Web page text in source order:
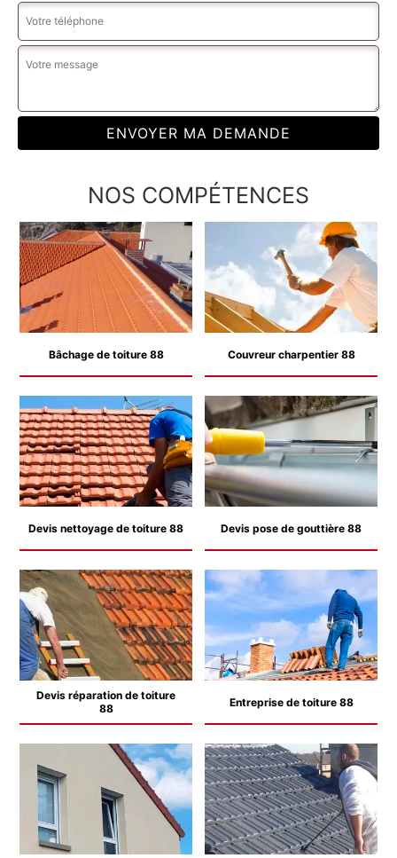
NOS COMPÉTENCES
Bâchage de toiture 88 Couvreur charpentier 88
Devis nettoyage de toiture 88 Devis pose de gouttière 88
Devis réparation de toiture
88
Entreprise de toiture 88